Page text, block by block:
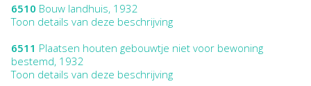
6510 Bouw landhuis, 1932
Toon details van deze beschrijving
6511 Plaatsen houten gebouwtje niet voor bewoning
bestemd, 1932
Toon details van deze beschrijving